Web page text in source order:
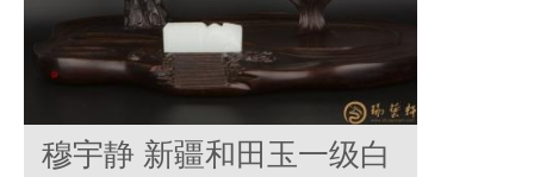
穆宇静 新疆和田玉一级白